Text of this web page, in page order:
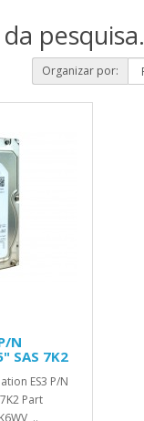
pesquisa.
Organizar por:
N
SAS 7K2
ES3 P/N
Part
..